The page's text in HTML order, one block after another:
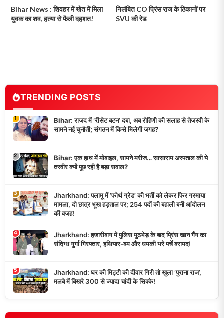
Bihar News : शिवहर में खेत में मिला
युवक का शव, हत्या से फैली दहशत!
निलंबित CO प्रिंस राज के ठिकानों पर
SVU की रेड
TRENDING POSTS
1
Bihar: राजद में ‘रीसेट बटन’ दबा, अब रोहिणी की सलाह से तेजस्वी के
सामने नई चुनौती; संगठन में किसे मिलेगी जगह?
2
Bihar: एक हाथ में मोबाइल, सामने मरीज… सासाराम अस्पताल की ये
तस्वीर क्यों पूछ रही है बड़ा सवाल?
3
Jharkhand: पलामू में ‘फोर्थ ग्रेड’ की भर्ती को लेकर फिर गरमाया
मामला, दो छात्र भूख हड़ताल पर; 254 पदों की बहाली बनी आंदोलन
की वजह!
4
Jharkhand: हजारीबाग में पुलिस मुठभेड़ के बाद प्रिंस खान गैंग का
संदिग्ध गुर्गा गिरफ्तार, हथियार-बम और धमकी भरे पर्चे बरामद!
5
Jharkhand: घर की मिट्टी की दीवार गिरी तो खुला ‘पुराना राज’,
मलबे में बिखरे 300 से ज्यादा चांदी के सिक्के!